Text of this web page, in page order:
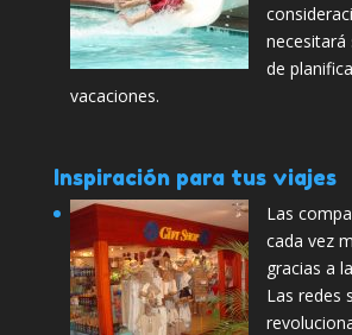
necesitará
de
vacaciones.
Inspiración para tus viajes
Las
cada vez
gracias a
Las redes